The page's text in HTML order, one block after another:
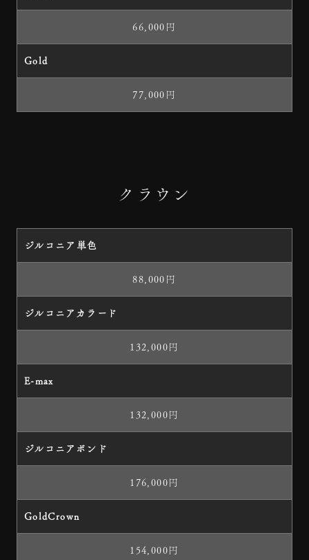
66,000円
Gold
77,000円
クラウン
ジルコニア単色
88,000円
ジルコニアカラード
132,000円
E-max
132,000円
ジルコニアボンド
176,000円
GoldCrown
154,000円